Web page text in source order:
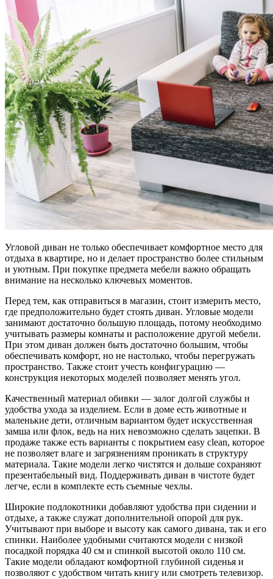
Угловой диван не только обеспечивает комфортное место для
отдыха в квартире, но и делает пространство более стильным
и уютным. При покупке предмета мебели важно обращать
внимание на несколько ключевых моментов.
Перед тем, как отправиться в магазин, стоит измерить место,
где предположительно будет стоять диван. Угловые модели
занимают достаточно большую площадь, потому необходимо
учитывать размеры комнаты и расположение другой мебели.
При этом диван должен быть достаточно большим, чтобы
обеспечивать комфорт, но не настолько, чтобы перегружать
пространство. Также стоит учесть конфигурацию —
конструкция некоторых моделей позволяет менять угол.
Качественный материал обивки — залог долгой службы и
удобства ухода за изделием. Если в доме есть животные и
маленькие дети, отличным вариантом будет искусственная
замша или флок, ведь на них невозможно сделать зацепки. В
продаже также есть варианты с покрытием easy clean, которое
не позволяет влаге и загрязнениям проникать в структуру
материала. Такие модели легко чистятся и дольше сохраняют
презентабельный вид. Поддерживать диван в чистоте будет
легче, если в комплекте есть съемные чехлы.
Широкие подлокотники добавляют удобства при сидении и
отдыхе, а также служат дополнительной опорой для рук.
Учитывают при выборе и высоту как самого дивана, так и его
спинки. Наиболее удобными считаются модели с низкой
посадкой порядка 40 см и спинкой высотой около 110 см.
Такие модели обладают комфортной глубиной сиденья и
позволяют с удобством читать книгу или смотреть телевизор.